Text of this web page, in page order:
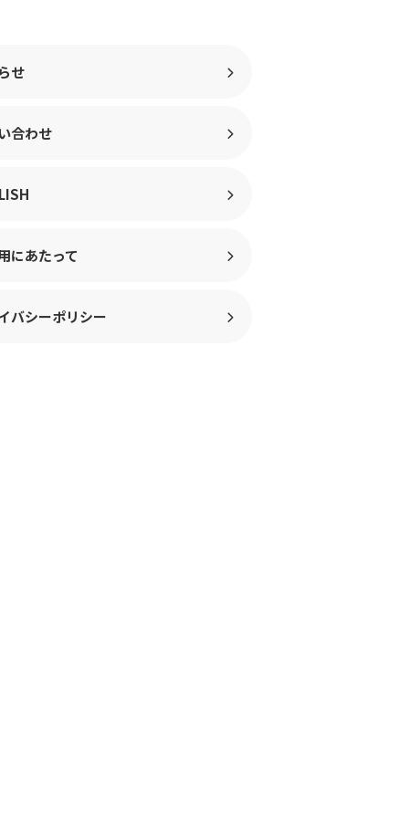
せ
合わせ
にあたって
バシーポリシー